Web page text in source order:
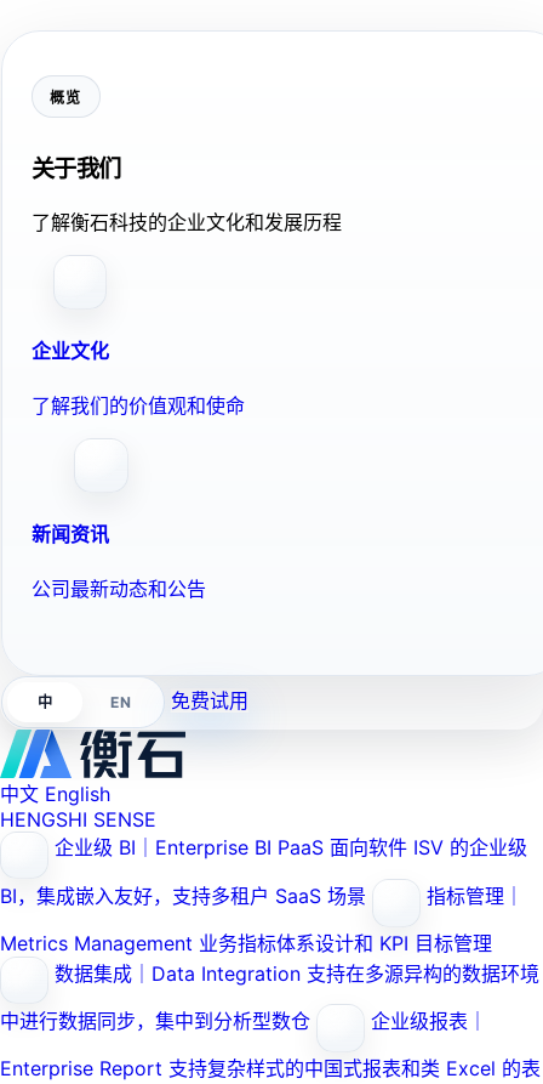
概览
关于我们
了解衡石科技的企业文化和发展历程
企业文化
了解我们的价值观和使命
新闻资讯
公司最新动态和公告
中 EN 免费试用
中文 English
HENGSHI SENSE
企业级 BI｜Enterprise BI PaaS 面向软件 ISV 的企业级
BI，集成嵌入友好，支持多租户 SaaS 场景
指标管理｜
Metrics Management 业务指标体系设计和 KPI 目标管理
数据集成｜Data Integration 支持在多源异构的数据环境
中进行数据同步，集中到分析型数仓
企业级报表｜
Enterprise Report 支持复杂样式的中国式报表和类 Excel 的表